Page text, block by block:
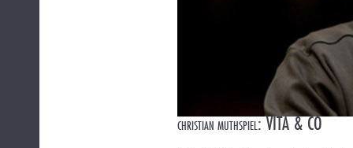
CHRISTIAN MUTHSPIEL: VITA & CO